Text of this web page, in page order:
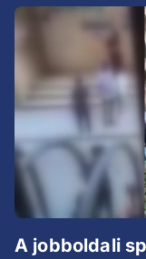
A jobboldali